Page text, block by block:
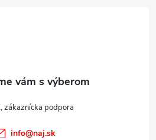
info@naj.sk